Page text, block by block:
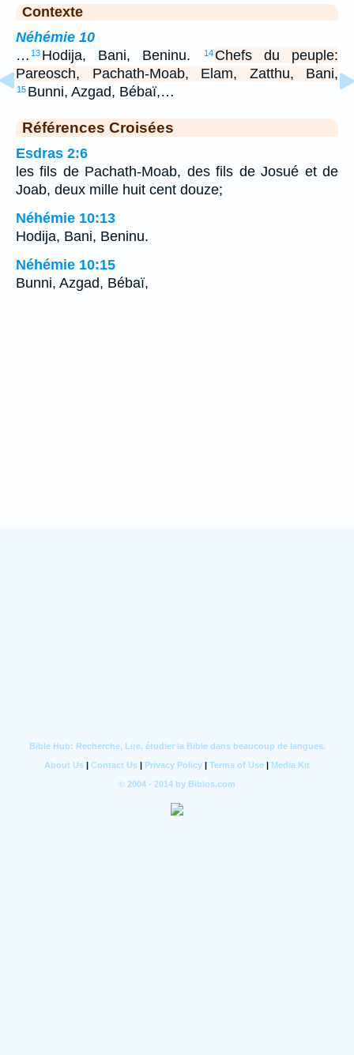
Contexte
Néhémie 10
… 13 Hodija, Bani, Beninu. 14 Chefs du peuple:
Pareosch, Pachath-Moab, Elam, Zatthu, Bani,
15 Bunni, Azgad, Bébaï,…
Références Croisées
Esdras 2:6
les fils de Pachath-Moab, des fils de Josué et de
Joab, deux mille huit cent douze;
Néhémie 10:13
Hodija, Bani, Beninu.
Néhémie 10:15
Bunni, Azgad, Bébaï,